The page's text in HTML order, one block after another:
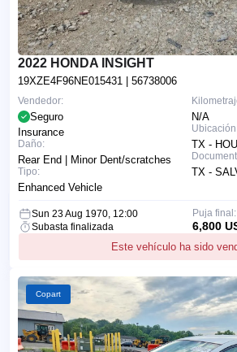
2022 HONDA INSIGHT
19XZE4F96NE015431 | 56738006
N/A
TX -
TX -
Vendedor:
Seguro
Insurance
Daño:
Rear End | Minor Dent/scratches
Tipo:
Enhanced Vehicle
Sun 23 Aug 1970, 12:00
Subasta finalizada
Este vehículo ha sido
Puja final:
6,800
Copart